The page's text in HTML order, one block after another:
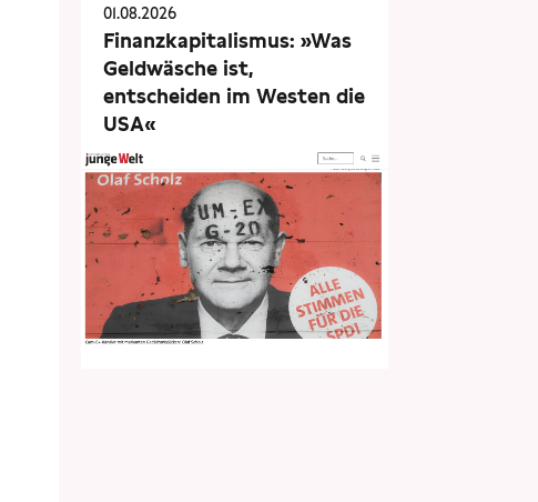
01.08.2026
Finanzkapitalismus: »Was
Geldwäsche ist,
entscheiden im Westen die
USA«